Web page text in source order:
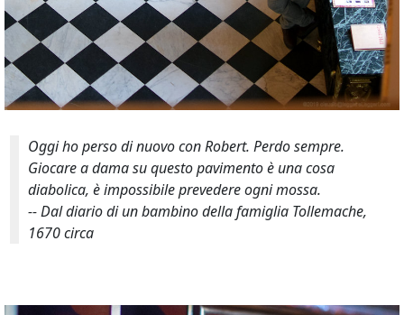
Oggi ho perso di nuovo con Robert. Perdo sempre.
Giocare a dama su questo pavimento è una cosa
diabolica, è impossibile prevedere ogni mossa.
-- Dal diario di un bambino della famiglia Tollemache,
1670 circa